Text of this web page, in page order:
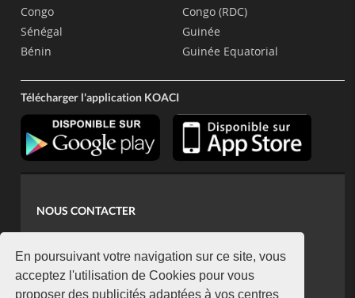
En poursuivant votre navigation sur ce site, vous
acceptez l'utilisation de Cookies pour vous
proposer des publicités adaptées à vos centres
Congo
Sénégal
Bénin
Congo (RDC)
Guinée
Guinée Equatorial
Télécharger l'application KOACI
NOUS CONTACTER
koaci@yahoo.fr
+225 07 08 85 52 93